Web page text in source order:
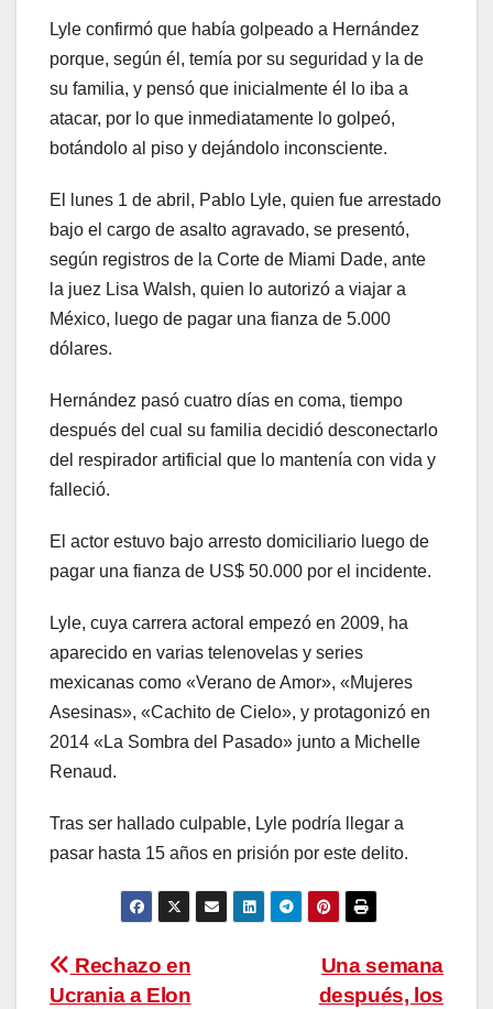
Lyle confirmó que había golpeado a Hernández
porque, según él, temía por su seguridad y la de
su familia, y pensó que inicialmente él lo iba a
atacar, por lo que inmediatamente lo golpeó,
botándolo al piso y dejándolo inconsciente.
El lunes 1 de abril, Pablo Lyle, quien fue arrestado
bajo el cargo de asalto agravado, se presentó,
según registros de la Corte de Miami Dade, ante
la juez Lisa Walsh, quien lo autorizó a viajar a
México, luego de pagar una fianza de 5.000
dólares.
Hernández pasó cuatro días en coma, tiempo
después del cual su familia decidió desconectarlo
del respirador artificial que lo mantenía con vida y
falleció.
El actor estuvo bajo arresto domiciliario luego de
pagar una fianza de US$ 50.000 por el incidente.
Lyle, cuya carrera actoral empezó en 2009, ha
aparecido en varias telenovelas y series
mexicanas como «Verano de Amor», «Mujeres
Asesinas», «Cachito de Cielo», y protagonizó en
2014 «La Sombra del Pasado» junto a Michelle
Renaud.
Tras ser hallado culpable, Lyle podría llegar a
pasar hasta 15 años en prisión por este delito.
Navegación
Una semana
después, los
Rechazo en
Ucrania a Elon